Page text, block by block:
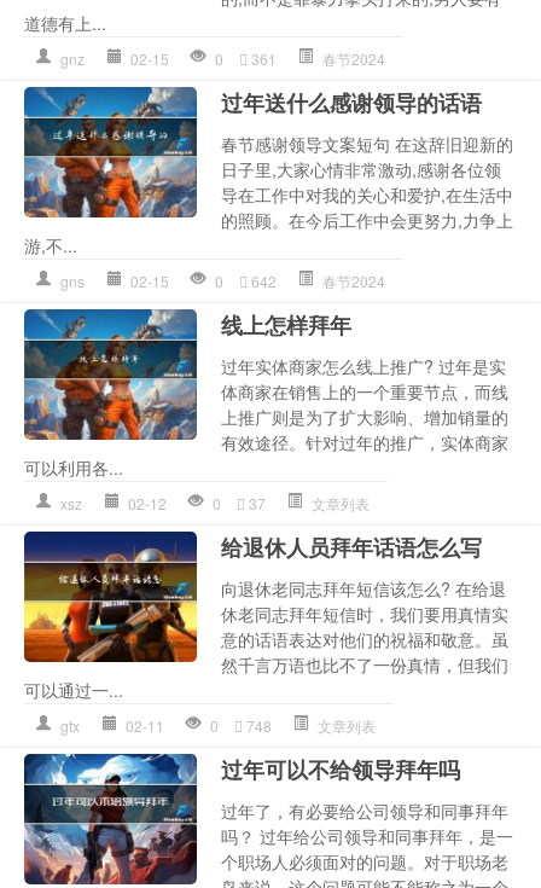
道德有上...
gnz 02-15 0 361 春节2024
过年送什么感谢领导的话语
春节感谢领导文案短句 在这辞旧迎新的
日子里,大家心情非常激动,感谢各位领
导在工作中对我的关心和爱护,在生活中
的照顾。在今后工作中会更努力,力争上
游,不...
gns 02-15 0 642 春节2024
线上怎样拜年
过年实体商家怎么线上推广? 过年是实
体商家在销售上的一个重要节点，而线
上推广则是为了扩大影响、增加销量的
有效途径。针对过年的推广，实体商家
可以利用各...
xsz 02-12 0 37 文章列表
给退休人员拜年话语怎么写
向退休老同志拜年短信该怎么? 在给退
休老同志拜年短信时，我们要用真情实
意的话语表达对他们的祝福和敬意。虽
然千言万语也比不了一份真情，但我们
可以通过一...
gtx 02-11 0 748 文章列表
过年可以不给领导拜年吗
过年了，有必要给公司领导和同事拜年
吗？ 过年给公司领导和同事拜年，是一
个职场人必须面对的问题。对于职场老